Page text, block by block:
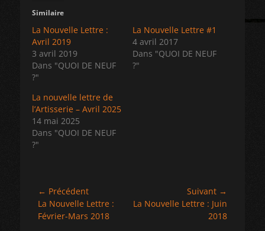
Similaire
La Nouvelle Lettre :
Avril 2019
3 avril 2019
Dans "QUOI DE NEUF
?"
La Nouvelle Lettre #1
4 avril 2017
Dans "QUOI DE NEUF
?"
La nouvelle lettre de
l’Artisserie – Avril 2025
14 mai 2025
Dans "QUOI DE NEUF
?"
Navigation
de
l’article
← Précédent
Article
précédent :
La Nouvelle Lettre :
Février-Mars 2018
Suivant →
Article
La Nouvelle Lettre : Juin
2018